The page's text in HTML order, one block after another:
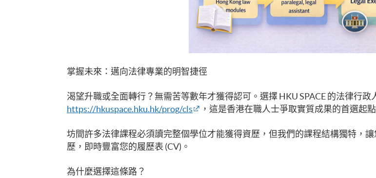
掌握未來：邁向法律專業的明智捷徑
渴望升職或全面轉行？無需苦等數年才獲得認可。選擇 HKU SPACE 的法律行政
https://hkuspace.hku.hk/prog/cls
，這是香港在職人士爭取實質成果的首選起點
坊間許多法律課程必須讀完整個學位才能獲得資歷，但我們的課程結構獨特，
歷，即時豐富您的履歷表 (CV)。
為什麼選擇這條路？